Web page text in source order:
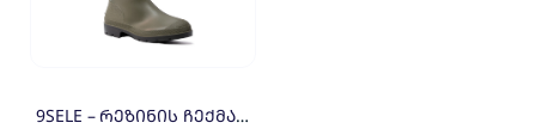
9SELE – რეზინის ჩექმა ზომა 36-48